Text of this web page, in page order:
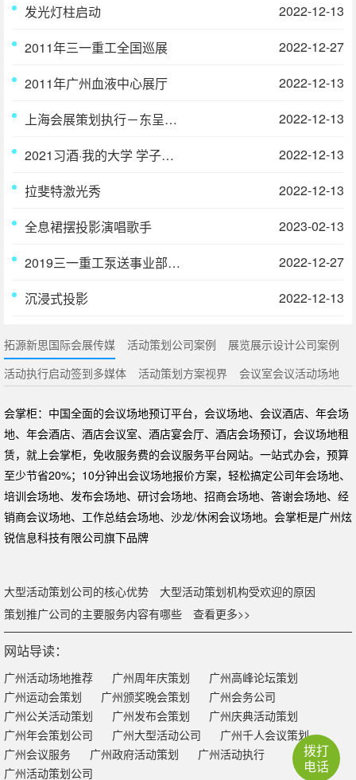
发光灯柱启动
2022-12-13
2011年三一重工全国巡展
2022-12-27
2011年广州血液中心展厅
2022-12-13
上海会展策划执行－东呈国际明星品牌鉴赏会
2022-12-13
2021习酒·我的大学 学子逐梦纪录片
2022-12-13
拉斐特激光秀
2022-12-13
全息裙摆投影演唱歌手
2023-02-13
2019三一重工泵送事业部年度答谢盛典在三亚举行
2022-12-27
沉浸式投影
2022-12-13
拓源新思国际会展传媒 活动策划公司案例
展览展示设计公司案例
活动执行启动签到多媒体
活动策划方案视界 会议室会议活动场地
会掌柜：中国全面的会议场地预订平台，会议场地、会议酒店、年会场
地、年会酒店、酒店会议室、酒店宴会厅、酒店会场预订，会议场地租
赁，就上会掌柜，免收服务费的会议服务平台网站。一站式办会，预算
至少节省20%；10分钟出会议场地报价方案，轻松搞定公司年会场地、
培训会场地、发布会场地、研讨会场地、招商会场地、答谢会场地、经
销商会议场地、工作总结会场地、沙龙/休闲会议场地。会掌柜是广州炫
锐信息科技有限公司旗下品牌
大型活动策划公司的核心优势
大型活动策划机构受欢迎的原因
策划推广公司的主要服务内容有哪些
查看更多>>
网站导读：
广州活动场地推荐 广州周年庆策划
广州高峰论坛策划
广州运动会策划
广州颁奖晚会策划
广州会务公司
广州公关活动策划
广州发布会策划
广州庆典活动策划
广州年会策划公司
广州大型活动公司
广州千人会议策划
广州会议服务
广州政府活动策划
广州活动执行
广州活动策划公司
拨打
电话